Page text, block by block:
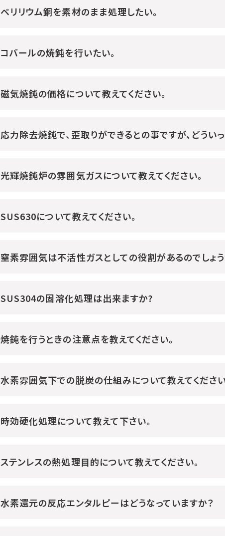
ベリリウム銅を素材のまま処理したい。
コバールの焼鈍を行いたい。
磁気焼鈍の価格について教えてください。
応力除去焼鈍で、歪取りができるとの事ですが、どうい
光輝焼鈍炉の雰囲気ガスについて教えてください。
SUS630について教えてください。
窒素雰囲気は不活性ガスとしての役割があるのでしょう
SUS304の固溶化処理は出来ますか?
焼鈍を行うときの注意点を教えてください。
水素雰囲気下での脱炭の仕組みについて教えてくださ
時効硬化処理について教えて下さい。
ステンレスの熱処理目的について教えてください。
水素還元の反応エンタルピーはどうなっていますか？